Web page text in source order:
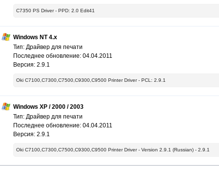
C7350 PS Driver - PPD: 2.0 Edit41
Windows NT 4.x
Тип: Драйвер для печати
Последнее обновление: 04.04.2011
Версия: 2.9.1
Oki C7100,C7300,C7500,C9300,C9500 Printer Driver - PCL: 2.9.1
Windows XP / 2000 / 2003
Тип: Драйвер для печати
Последнее обновление: 04.04.2011
Версия: 2.9.1
Oki C7100,C7300,C7500,C9300,C9500 Printer Driver - Version 2.9.1 (Russian) - 2.9.1